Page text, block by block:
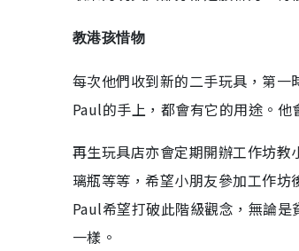
教港孩惜物
每次他們收到新的二手玩具，第
Paul的手上，都會有它的用途。
再生玩具店亦會定期開辦工作坊
璃瓶等等，希望小朋友參加工作坊
Paul希望打破此階級觀念，無論
一樣。